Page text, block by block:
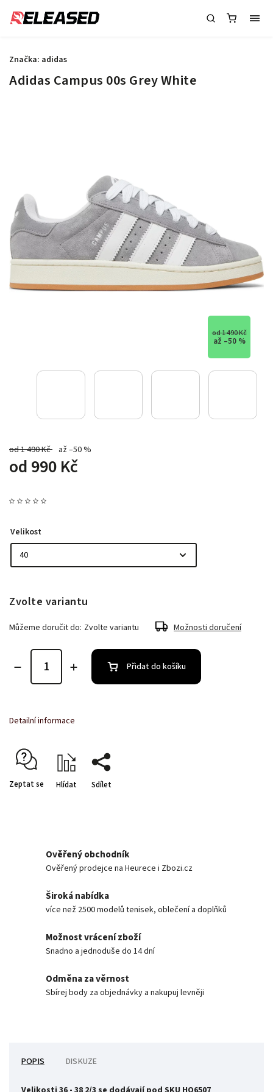
Adidas Campus 00s Grey White
od 1 490 Kč
až –50 %
od 1 490 Kč až –50 %
od 990 Kč
Značka: adidas
Velikost
Zvolte variantu
Můžeme doručit do: Zvolte variantu Možnosti doručení
Přidat do košíku
Detailní informace
Zeptat se Hlídat Sdílet
Ověřený obchodník
Ověřený prodejce na Heurece i Zbozi.cz
Široká nabídka
více než 2500 modelů tenisek, oblečení a doplňků
Možnost vrácení zboží
Snadno a jednoduše do 14 dní
Odměna za věrnost
Sbírej body za objednávky a nakupuj levněji
POPIS DISKUZE